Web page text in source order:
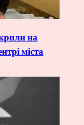
на
міста